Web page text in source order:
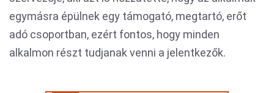
egymásra épülnek egy támogató, megtartó, erőt
adó csoportban, ezért fontos, hogy minden
alkalmon részt tudjanak venni a jelentkezők.